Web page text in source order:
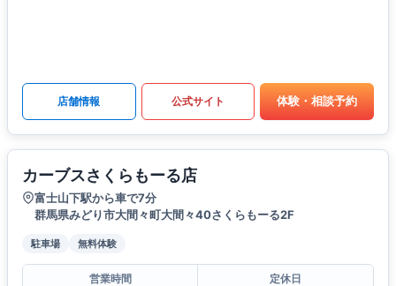
店舗情報 公式サイト 体験・相談予約
カーブスさくらもーる店
富士山下駅から車で7分
群馬県みどり市大間々町大間々40さくらもーる2F
駐車場 無料体験
営業時間
定休日